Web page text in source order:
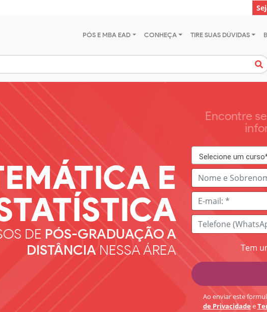
PÓS E MBA EAD CONHEÇA TIRE SUAS DÚVIDAS
E
DE PÓS-GRADUAÇÃO A
DISTÂNCIANESSA ÁREA
Encontre
Selecione um
Tem
Ao enviar este
de Privacidade e